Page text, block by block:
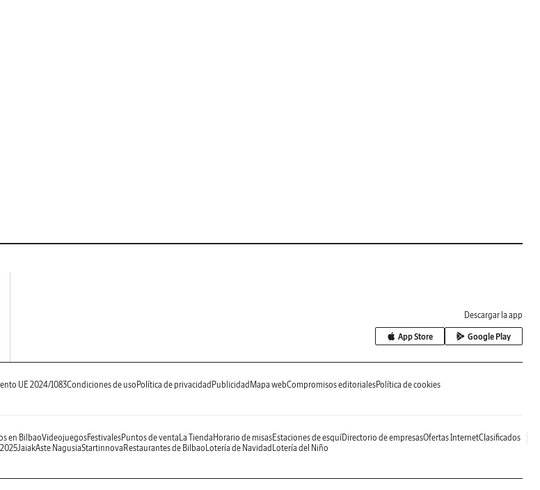
Descargar la app
App Store Google Play
UE 2024/1083Condiciones de uso Política de privacidad Publicidad Mapa webCompromisos editorialesPolítica de cookies
en BilbaoVideojuegosFestivalesPuntos de venta La Tienda Horario de misasEstaciones de esquíDirectorio de empresasOfertas InternetClasificados
JaiakAste NagusiaStartinnova Restaurantes de Bilbao Lotería de Navidad Lotería del Niño